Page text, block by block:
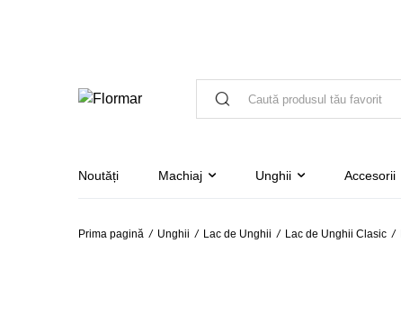
Noutăți Machiaj Unghii Accesorii
Prima pagină / Unghii / Lac de Unghii / Lac de Unghii Clasic /